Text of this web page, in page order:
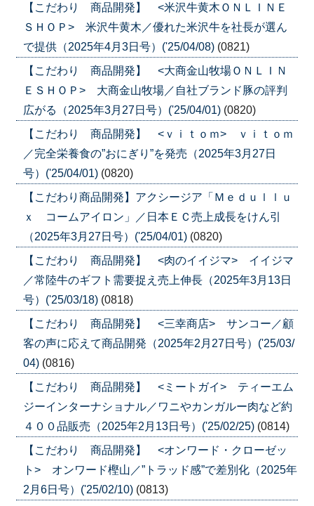
【こだわり 商品開発】 <米沢牛黄木ＯＮＬＩＮＥ
ＳＨＯＰ> 米沢牛黄木／優れた米沢牛を社長が選ん
で提供（2025年4月3日号）('25/04/08) (0821)
【こだわり 商品開発】 <大商金山牧場ＯＮＬＩＮ
ＥＳＨＯＰ> 大商金山牧場／自社ブランド豚の評判
広がる（2025年3月27日号）('25/04/01) (0820)
【こだわり 商品開発】 <ｖｉｔｏｍ> ｖｉｔｏｍ
／完全栄養食の”おにぎり”を発売（2025年3月27日
号）('25/04/01) (0820)
【こだわり商品開発】アクシージア「Ｍｅｄｕｌｌｕ
ｘ コームアイロン」／日本ＥＣ売上成長をけん引
（2025年3月27日号）('25/04/01) (0820)
【こだわり 商品開発】 <肉のイイジマ> イイジマ
／常陸牛のギフト需要捉え売上伸長（2025年3月13日
号）('25/03/18) (0818)
【こだわり 商品開発】 <三幸商店> サンコー／顧
客の声に応えて商品開発（2025年2月27日号）('25/03/
04) (0816)
【こだわり 商品開発】 <ミートガイ> ティーエム
ジーインターナショナル／ワニやカンガルー肉など約
４００品販売（2025年2月13日号）('25/02/25) (0814)
【こだわり 商品開発】 <オンワード・クローゼッ
ト> オンワード樫山／”トラッド感”で差別化（2025年
2月6日号）('25/02/10) (0813)